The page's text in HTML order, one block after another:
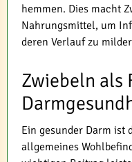
hemmen. Dies macht
Nahrungsmittel, um
deren Verlauf zu
Zwiebeln als
Ein gesunder Darm ist
allgemeines